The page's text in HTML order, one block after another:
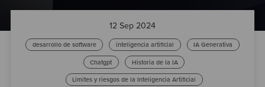
Test
12 Sep 2024
desarrollo de software inteligencia artificial IA Generativa
Chatgpt Historia de la IA
Limites y riesgos de la Inteligencia Artificial